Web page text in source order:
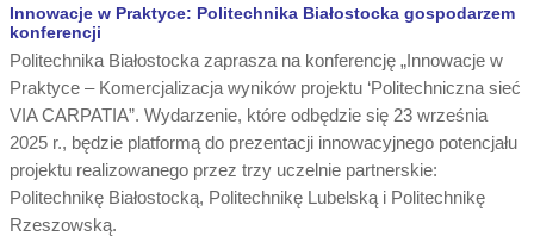
Innowacje w Praktyce: Politechnika Białostocka gospodarzem
konferencji
Politechnika Białostocka zaprasza na konferencję „Innowacje w
Praktyce – Komercjalizacja wyników projektu ‘Politechniczna sieć
VIA CARPATIA”. Wydarzenie, które odbędzie się 23 września
2025 r., będzie platformą do prezentacji innowacyjnego potencjału
projektu realizowanego przez trzy uczelnie partnerskie:
Politechnikę Białostocką, Politechnikę Lubelską i Politechnikę
Rzeszowską.